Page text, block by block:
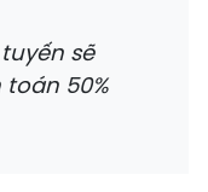
sẽ
toán 50%